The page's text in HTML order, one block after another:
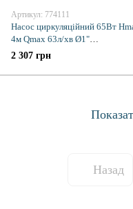
Артикул: 774111
Насос циркуляційний 65Вт
4м Qmax 63л/хв Ø1"
130мм+гайки Ø¾" AQUATICA
(774111)
2 307 грн
Назад